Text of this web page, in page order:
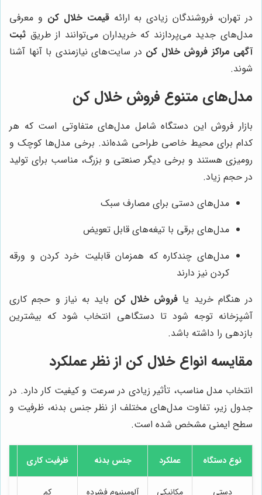
در تهران، فروشندگان زیادی به ارائهقیمت خلال کن و معرفی
مدل‌های جدید می‌پردازند که خریداران می‌توانند از طریق ثبت
آگهی مراکز فروش خلال کن در سایت‌های نیازمندی با آنها آشنا
شوند.
مدل‌های متنوع فروش خلال کن
بازار فروش این دستگاه شامل مدل‌های متفاوتی است که هر
کدام برای محیط خاصی طراحی شده‌اند. برخی مدل‌ها کوچک و
رومیزی هستند و برخی دیگر صنعتی و بزرگ، مناسب برای تولید
در حجم زیاد.
مدل‌های دستی برای مصارف سبک
مدل‌های برقی با تیغه‌های قابل تعویض
مدل‌های چندکاره که همزمان قابلیت خرد کردن و ورقه
کردن نیز دارند
در هنگام خرید یا فروش خلال کن باید به نیاز و حجم کاری
آشپزخانه توجه شود تا دستگاهی انتخاب شود که بیشترین
بازدهی را داشته باشد.
مقایسه انواع خلال کن از نظر عملکرد
انتخاب مدل مناسب، تأثیر زیادی در سرعت و کیفیت کار دارد. در
جدول زیر، تفاوت مدل‌های مختلف از نظر جنس بدنه، ظرفیت و
سطح ایمنی مشخص شده است.
نوع دستگاه عملکرد جنس بدنه ظرفیت کاری
دستی مکانیکی آلومینیوم فشرده کم